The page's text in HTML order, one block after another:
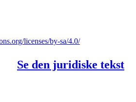
licenses/by-sa/4.0/
Se den juridiske tekst